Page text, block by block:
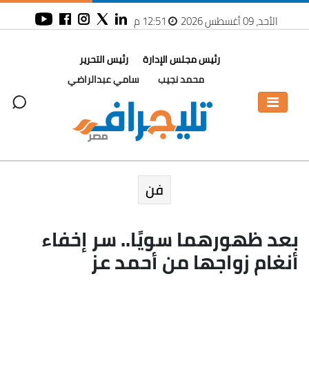
الأحد، 09 أغسطس 2026
رئيس مجلس الإدارة
محمد نجيب
رئيس التحرير
سامي عبدالراضي
فن
بعد ظهورهما سويًا.. سر إخفاء
أنغام زواجها من أحمد عز